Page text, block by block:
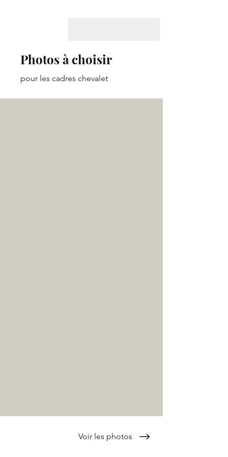
pour les cadres chevalet
Photos à choisir
Voir les photos